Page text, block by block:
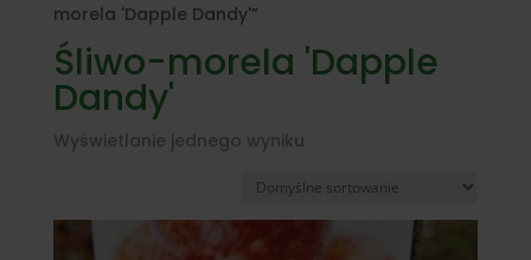
morela 'Dapple Dandy'”
Śliwo-morela 'Dapple
Dandy'
Wyświetlanie jednego wyniku